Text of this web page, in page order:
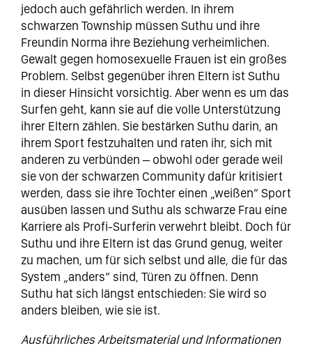
jedoch auch gefährlich werden. In ihrem
schwarzen Township müssen Suthu und ihre
Freundin Norma ihre Beziehung verheimlichen.
Gewalt gegen homosexuelle Frauen ist ein großes
Problem. Selbst gegenüber ihren Eltern ist Suthu
in dieser Hinsicht vorsichtig. Aber wenn es um das
Surfen geht, kann sie auf die volle Unterstützung
ihrer Eltern zählen. Sie bestärken Suthu darin, an
ihrem Sport festzuhalten und raten ihr, sich mit
anderen zu verbünden – obwohl oder gerade weil
sie von der schwarzen Community dafür kritisiert
werden, dass sie ihre Tochter einen „weißen“ Sport
ausüben lassen und Suthu als schwarze Frau eine
Karriere als Profi-Surferin verwehrt bleibt. Doch für
Suthu und ihre Eltern ist das Grund genug, weiter
zu machen, um für sich selbst und alle, die für das
System „anders“ sind, Türen zu öffnen. Denn
Suthu hat sich längst entschieden: Sie wird so
anders bleiben, wie sie ist.
Ausführliches Arbeitsmaterial und Informationen